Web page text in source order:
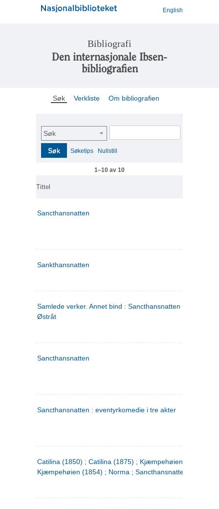
English
Bibliografi
Den internasjonale Ibsen-
bibliografien
Søk Verkliste Om bibliografien
Søk
Søk Søketips Nullstill
1–10 av 10
Tittel
Sancthansnatten
Sankthansnatten
Samlede verker. Annet bind : Sancthansnatten ; Fru Inger
Østråt
Sancthansnatten
Sancthansnatten : eventyrkomedie i tre akter
Catilina (1850) ; Catilina (1875) ; Kjæmpehøien (1850) ;
Kjæmpehøien (1854) ; Norma ; Sancthansnatten